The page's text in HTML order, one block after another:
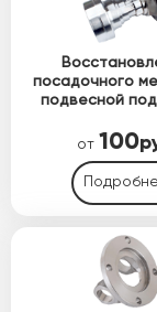
посадочного
подвесной
от 100